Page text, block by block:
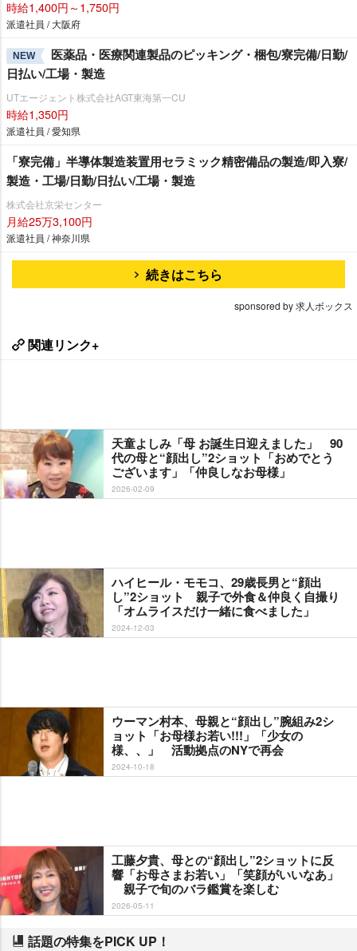
時給1,400円～1,750円
派遣社員 / 大阪府
NEW
医薬品・医療関連製品のピッキング・梱包/寮完備/日勤/
日払い/工場・製造
UTエージェント株式会社AGT東海第一CU
時給1,350円
派遣社員 / 愛知県
「寮完備」半導体製造装置用セラミック精密備品の製造/即入寮/
製造・工場/日勤/日払い/工場・製造
株式会社京栄センター
月給25万3,100円
派遣社員 / 神奈川県
続きはこちら
sponsored by 求人ボックス
関連リンク+
天童よしみ「母 お誕生日迎えました」 90
代の母と“顔出し”2ショット「おめでとう
ございます」「仲良しなお母様」
2026-02-09
ハイヒール・モモコ、29歳長男と“顔出
し”2ショット 親子で外食＆仲良く自撮り
「オムライスだけ一緒に食べました」
2024-12-03
ウーマン村本、母親と“顔出し”腕組み2シ
ョット「お母様お若い!!!」「少女の
様、、」 活動拠点のNYで再会
2024-10-18
工藤夕貴、母との“顔出し”2ショットに反
響「お母さまお若い」「笑顔がいいなあ」
親子で旬のバラ鑑賞を楽しむ
2026-05-11
話題の特集をPICK UP！